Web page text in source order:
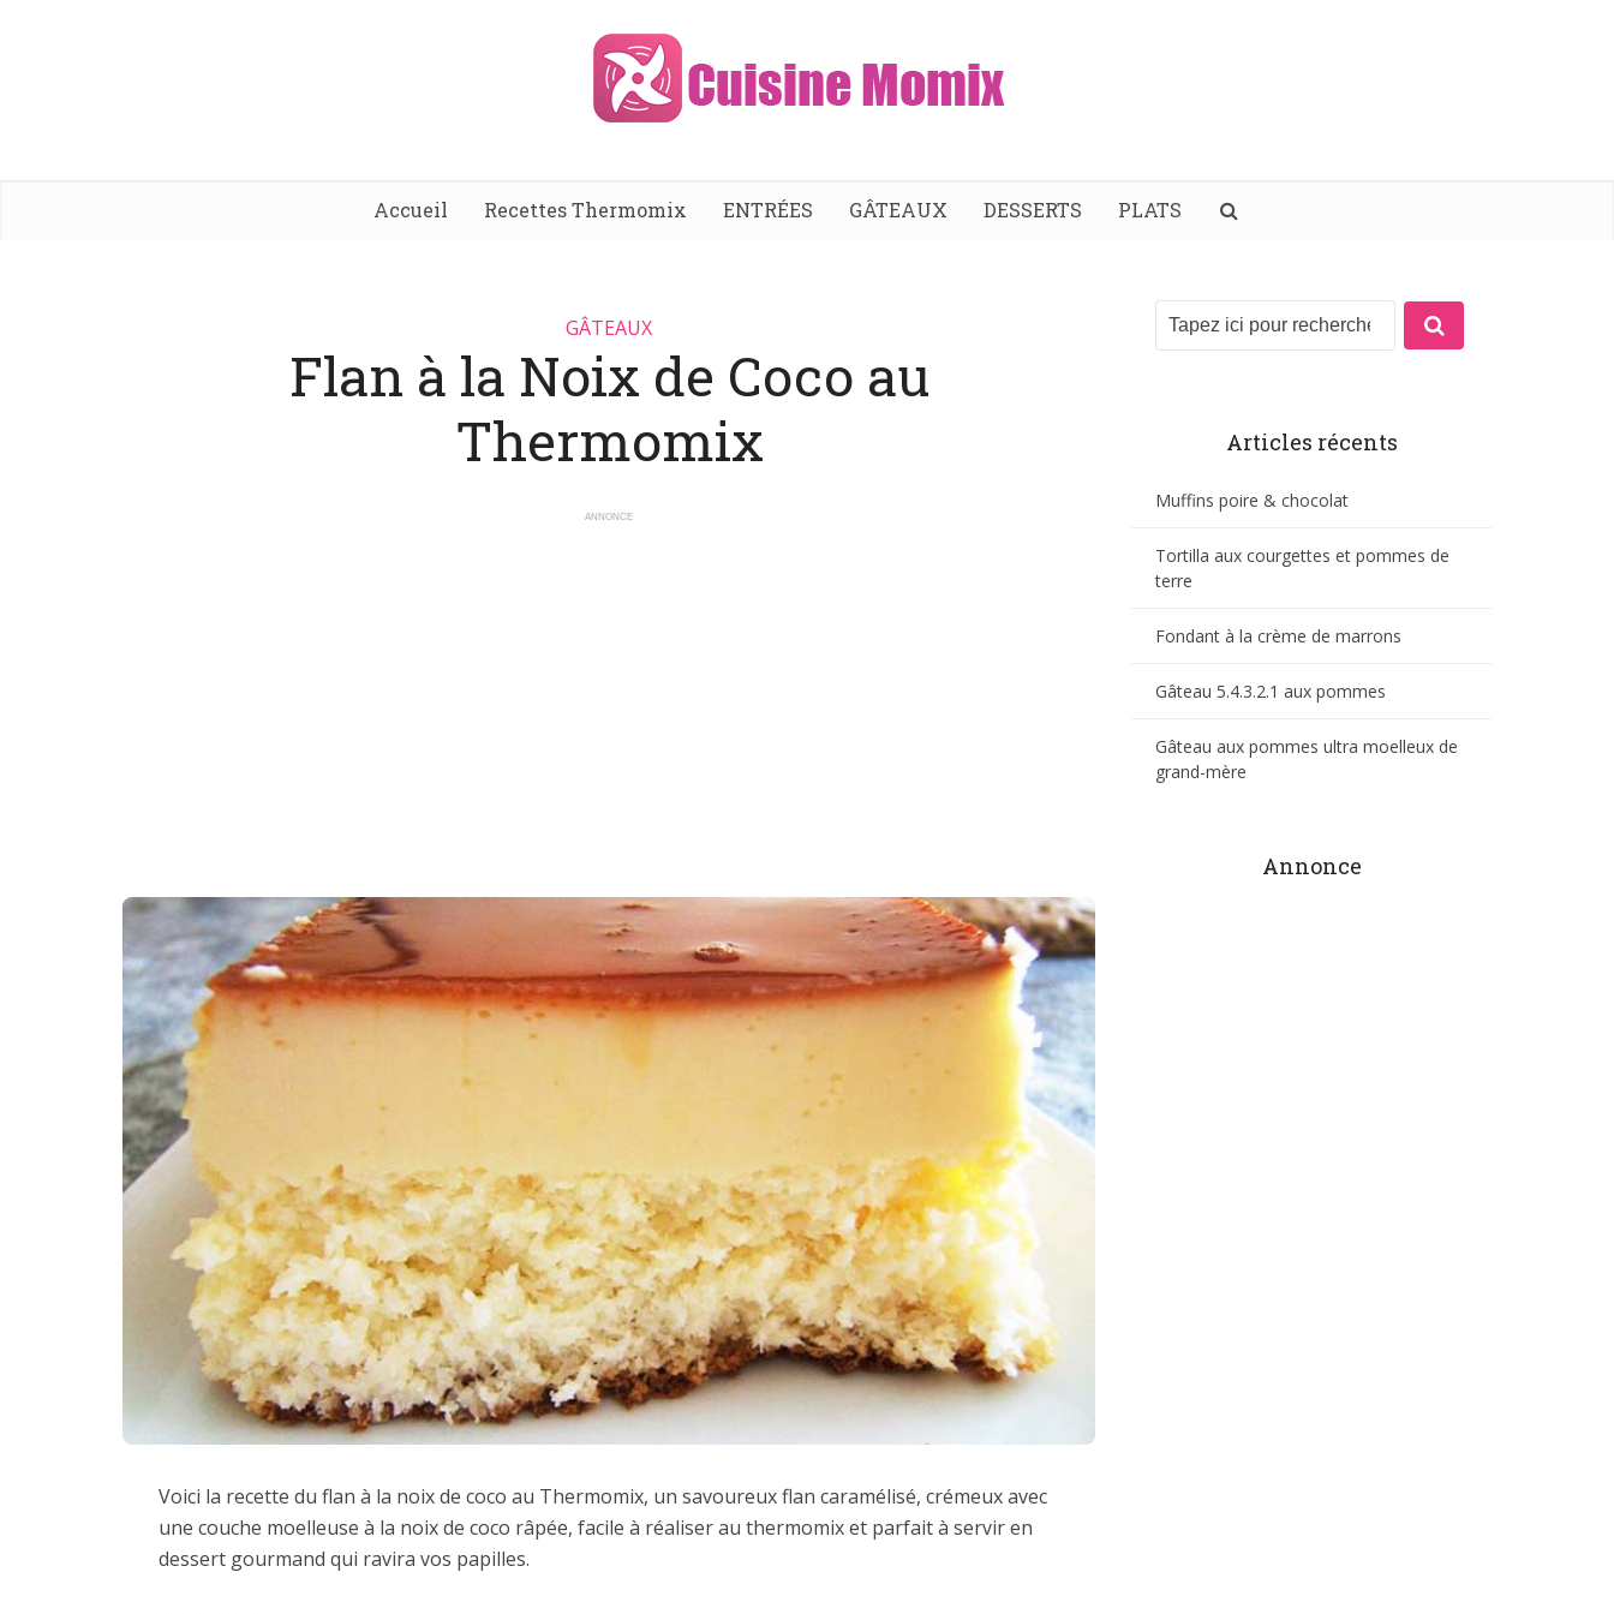
Accueil Recettes Thermomix ENTRÉES GÂTEAUX DESSERTS PLATS
GÂTEAUX
Flan à la Noix de Coco au
Thermomix
ANNONCE
Voici la recette du flan à la noix de coco au Thermomix, un savoureux flan caramélisé, crémeux avec
une couche moelleuse à la noix de coco râpée, facile à réaliser au thermomix et parfait à servir en
dessert gourmand qui ravira vos papilles.
Articles récents
Muffins poire & chocolat
Tortilla aux courgettes et pommes de
terre
Fondant à la crème de marrons
Gâteau 5.4.3.2.1 aux pommes
Gâteau aux pommes ultra moelleux de
grand-mère
Annonce